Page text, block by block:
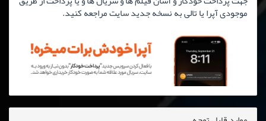
موجودی آپرا یا تالی به نسخه جدید سایت مراجعه کنید.